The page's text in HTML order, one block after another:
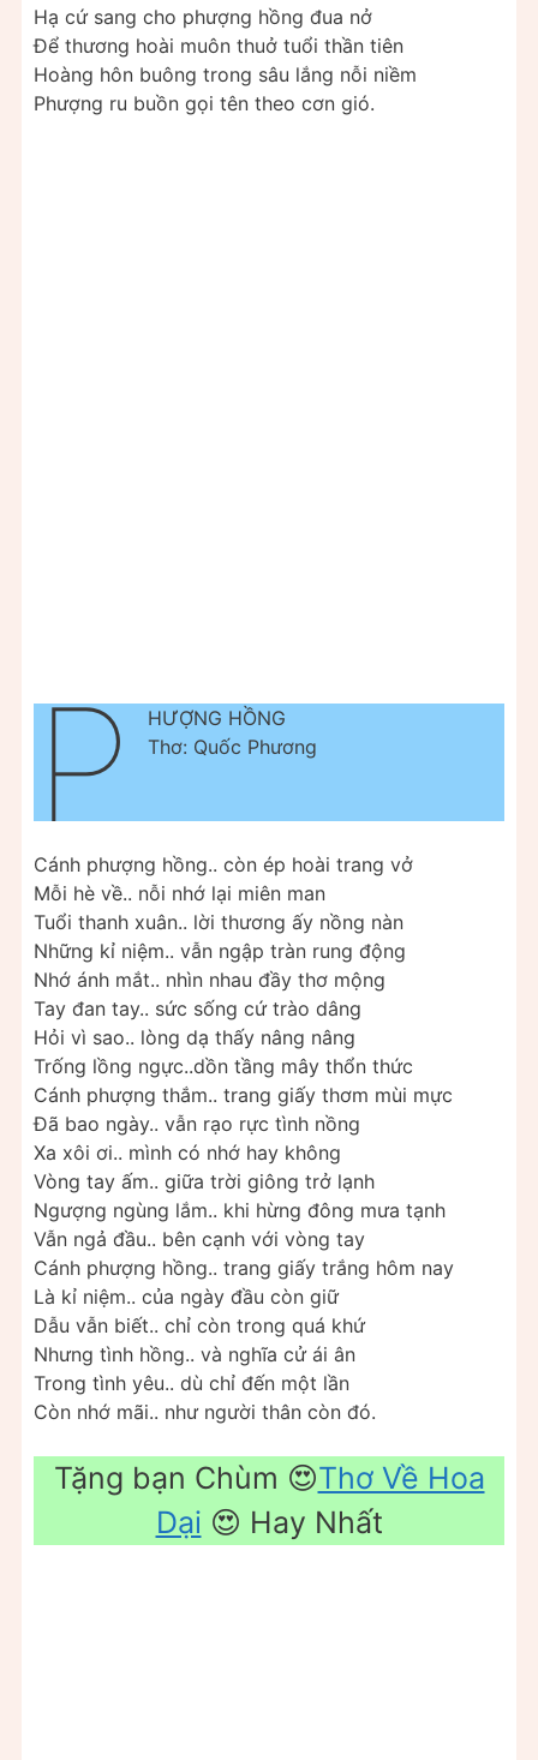
Hạ cứ sang cho phượng hồng đua nở
Để thương hoài muôn thuở tuổi thần tiên
Hoàng hôn buông trong sâu lắng nỗi niềm
Phượng ru buồn gọi tên theo cơn gió.
P
HƯỢNG HỒNG
Thơ: Quốc Phương
Cánh phượng hồng.. còn ép hoài trang vở
Mỗi hè về.. nỗi nhớ lại miên man
Tuổi thanh xuân.. lời thương ấy nồng nàn
Những kỉ niệm.. vẫn ngập tràn rung động
Nhớ ánh mắt.. nhìn nhau đầy thơ mộng
Tay đan tay.. sức sống cứ trào dâng
Hỏi vì sao.. lòng dạ thấy nâng nâng
Trống lồng ngực..dồn tầng mây thổn thức
Cánh phượng thắm.. trang giấy thơm mùi mực
Đã bao ngày.. vẫn rạo rực tình nồng
Xa xôi ơi.. mình có nhớ hay không
Vòng tay ấm.. giữa trời giông trở lạnh
Ngượng ngùng lắm.. khi hừng đông mưa tạnh
Vẫn ngả đầu.. bên cạnh với vòng tay
Cánh phượng hồng.. trang giấy trắng hôm nay
Là kỉ niệm.. của ngày đầu còn giữ
Dẫu vẫn biết.. chỉ còn trong quá khứ
Nhưng tình hồng.. và nghĩa cử ái ân
Trong tình yêu.. dù chỉ đến một lần
Còn nhớ mãi.. như người thân còn đó.
Tặng bạn Chùm 😍Thơ Về Hoa
Dại 😍 Hay Nhất